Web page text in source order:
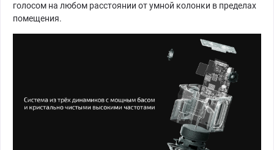
голосом на любом расстоянии от умной колонки в пределах
помещения.